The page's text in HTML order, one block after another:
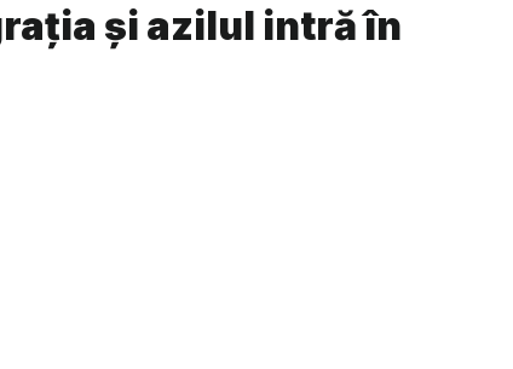
și azilul intră în